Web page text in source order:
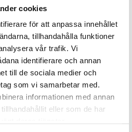
cookies
för att anpassa innehållet
tillhandahålla funktioner
vår trafik. Vi
identifierare och annan
till de sociala medier och
som vi samarbetar med.
informationen med annan
eller som de har
100-120mm²/s
13,5-15,8mm²/s
<2,7%